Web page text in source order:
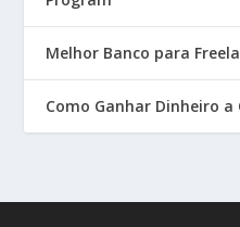
Melhor Banco para
Como Ganhar Dinheiro